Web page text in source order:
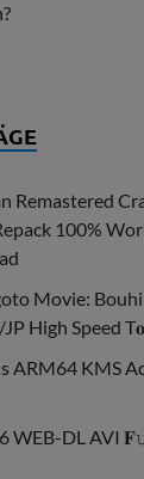
Remastered
100%
Movie:
High Speed
ARM64 KMS
WEB-DL AVI